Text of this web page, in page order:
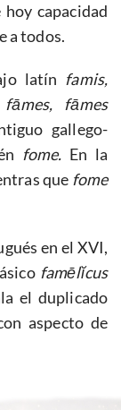
capacidad
a todos.
latín famis,
fāmes, fāmes
gallego-
fome. En la
que fome
en el XVI,
famēlĭcus
el duplicado
aspecto de